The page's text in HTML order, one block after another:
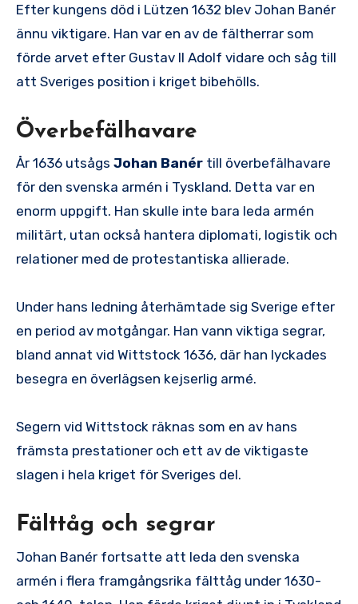
Efter kungens död i Lützen 1632 blev Johan Banér
ännu viktigare. Han var en av de fältherrar som
förde arvet efter Gustav II Adolf vidare och såg till
att Sveriges position i kriget bibehölls.
Överbefälhavare
År 1636 utsågs Johan Banér till överbefälhavare
för den svenska armén i Tyskland. Detta var en
enorm uppgift. Han skulle inte bara leda armén
militärt, utan också hantera diplomati, logistik och
relationer med de protestantiska allierade.
Under hans ledning återhämtade sig Sverige efter
en period av motgångar. Han vann viktiga segrar,
bland annat vid Wittstock 1636, där han lyckades
besegra en överlägsen kejserlig armé.
Segern vid Wittstock räknas som en av hans
främsta prestationer och ett av de viktigaste
slagen i hela kriget för Sveriges del.
Fälttåg och segrar
Johan Banér fortsatte att leda den svenska
armén i flera framgångsrika fälttåg under 1630-